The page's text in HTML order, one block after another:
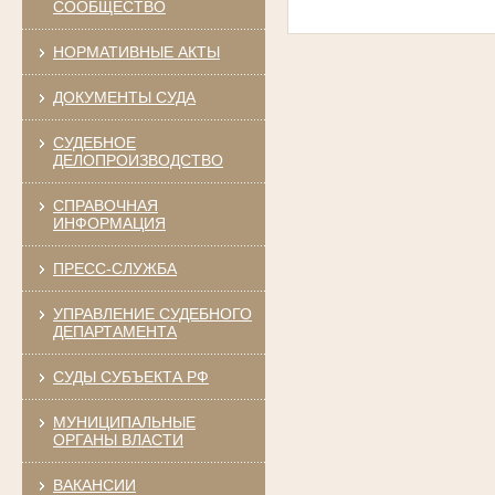
СООБЩЕСТВО
НОРМАТИВНЫЕ АКТЫ
ДОКУМЕНТЫ СУДА
СУДЕБНОЕ
ДЕЛОПРОИЗВОДСТВО
СПРАВОЧНАЯ
ИНФОРМАЦИЯ
ПРЕСС-СЛУЖБА
УПРАВЛЕНИЕ СУДЕБНОГО
ДЕПАРТАМЕНТА
СУДЫ СУБЪЕКТА РФ
МУНИЦИПАЛЬНЫЕ
ОРГАНЫ ВЛАСТИ
ВАКАНСИИ